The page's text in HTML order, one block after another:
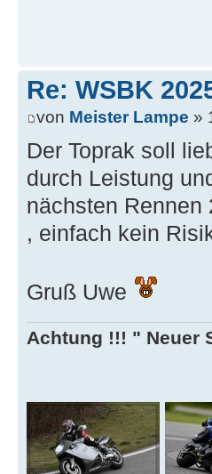
Re: WSBK
von Meister Lampe »
Der Toprak soll
durch Leistung
nächsten Rennen
, einfach kein
Gruß Uwe
Achtung !!! " Neuer